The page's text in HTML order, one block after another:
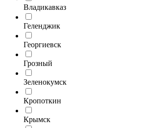
Владикавказ
Геленджик
Георгиевск
Грозный
Зеленокумск
Кропоткин
Крымск